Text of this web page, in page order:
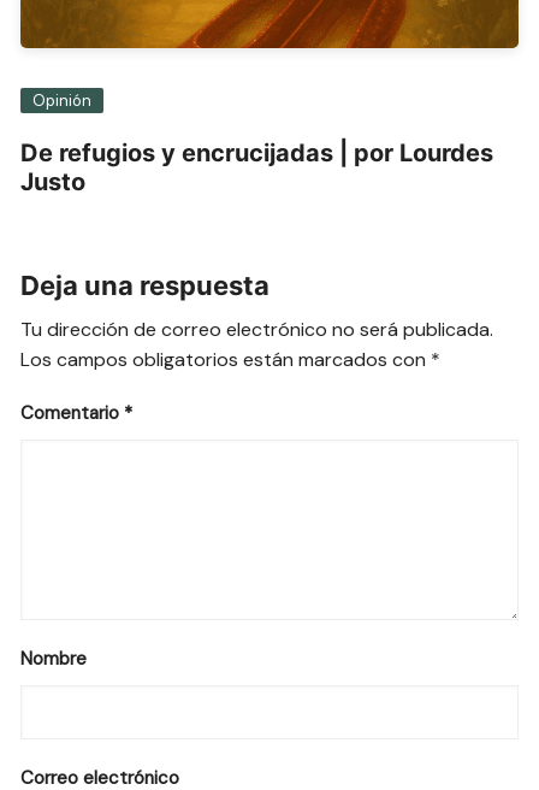
Opinión
De refugios y encrucijadas | por Lourdes
Justo
Deja una respuesta
Tu dirección de correo electrónico no será publicada.
Los campos obligatorios están marcados con *
Comentario *
Nombre
Correo electrónico